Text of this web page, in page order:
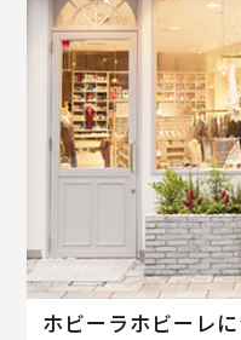
ホビーラホビーレ